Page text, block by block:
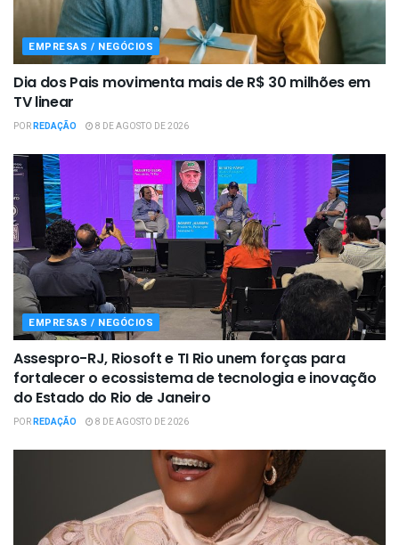
EMPRESAS / NEGÓCIOS
Dia dos Pais movimenta mais de R$ 30 milhões em
TV linear
PORREDAÇÃO 8 DE AGOSTO DE 2026
EMPRESAS / NEGÓCIOS
Assespro-RJ, Riosoft e TI Rio unem forças para
fortalecer o ecossistema de tecnologia e inovação
do Estado do Rio de Janeiro
PORREDAÇÃO 8 DE AGOSTO DE 2026